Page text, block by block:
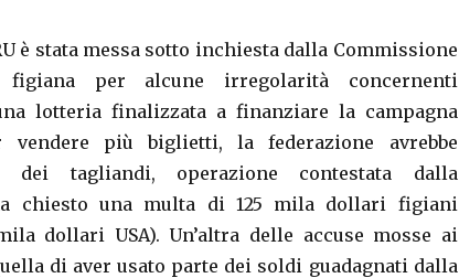
è stata messa sotto inchiesta dalla Commissione
per alcune irregolarità concernenti
lotteria finalizzata a finanziare la campagna
vendere più biglietti, la federazione avrebbe
tagliandi, operazione contestata dalla
chiesto una multa di 125 mila dollari figiani
dollari USA). Un’altra delle accuse mosse ai
di aver usato parte dei soldi guadagnati dalla